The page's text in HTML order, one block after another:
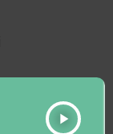
play_arrow